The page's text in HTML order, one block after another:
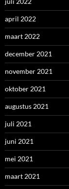
april 2022
maart 2022
december 2021
november 2021
oktober 2021
augustus 2021
juli 2021
juni 2021
mei 2021
maart 2021